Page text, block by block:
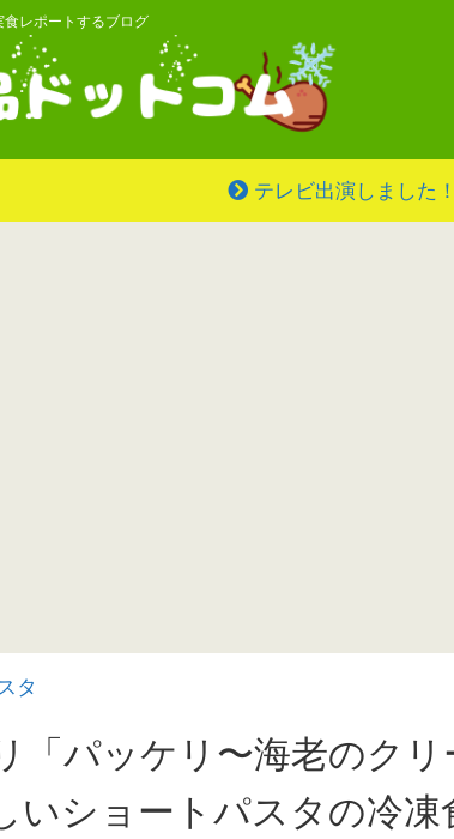
食レポートするブログ
テレビ出演しました
タ
「パッケリ〜海老のクリ
いショートパスタの冷凍